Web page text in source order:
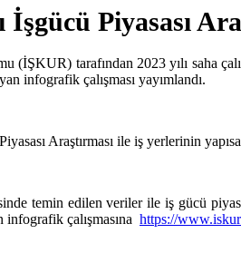
İşgücü Piyasası
(İŞKUR) tarafından 2023 yılı saha
infografik çalışması yayımlandı.
Araştırması ile iş yerlerinin
temin edilen veriler ile iş gücü
infografik çalışmasına https://